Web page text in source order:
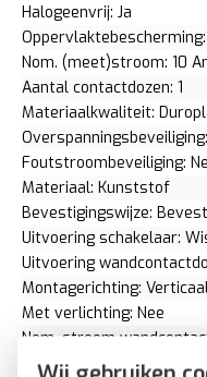
Halogeenvrij: Ja
Nom. (meet)stroom: 10
Aantal contactdozen: 1
Materiaalkwaliteit:
Foutstroombeveiliging:
Materiaal: Kunststof
Bevestigingswijze:
Uitvoering schakelaar:
Uitvoering
Montagerichting:
Met verlichting: Nee
Nom. stroom
RAL-nummer